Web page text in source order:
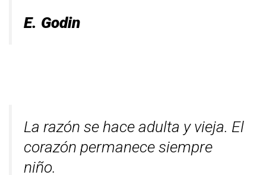
E. Godin
La razón se hace adulta y vieja. El
corazón permanece siempre
niño.